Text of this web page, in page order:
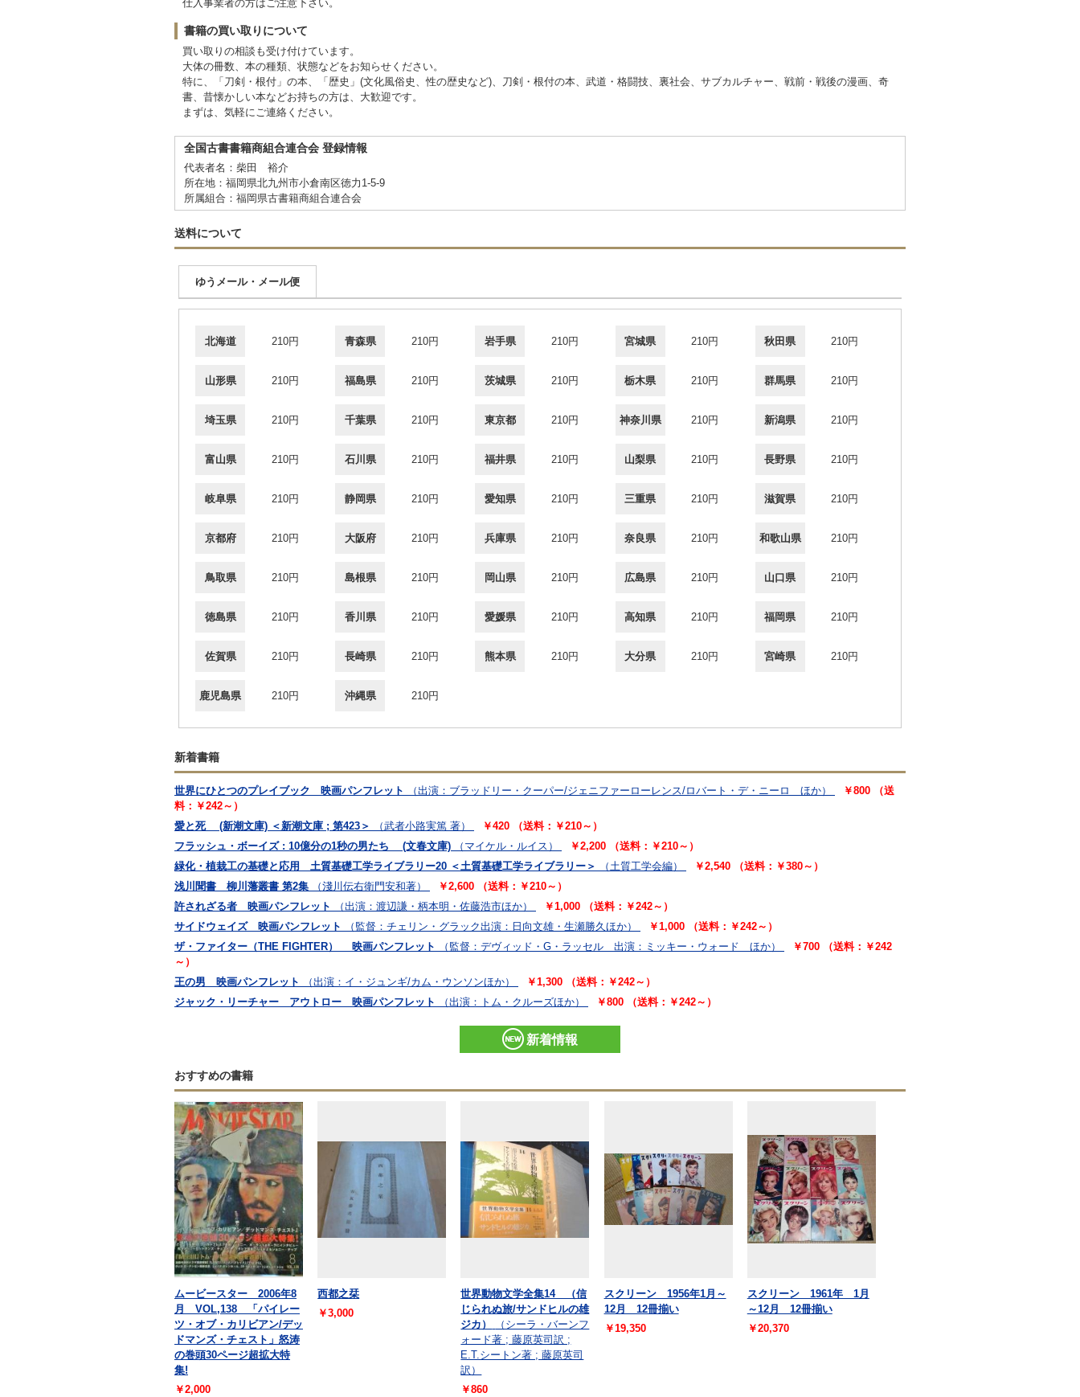
仕入事業者の方はご注意下さい。
書籍の買い取りについて
買い取りの相談も受け付けています。
大体の冊数、本の種類、状態などをお知らせください。
特に、「刀剣・根付」の本、「歴史」(文化風俗史、性の歴史など)、刀剣・根付の本、武道・格闘技、裏社会、サブカルチャー、戦前・戦後の漫画、奇
書、昔懐かしい本などお持ちの方は、大歓迎です。
まずは、気軽にご連絡ください。
全国古書書籍商組合連合会 登録情報
代表者名：柴田 裕介
所在地：福岡県北九州市小倉南区徳力1-5-9
所属組合：福岡県古書籍商組合連合会
送料について
ゆうメール・メール便
北海道 210円 青森県 210円 岩手県 210円 宮城県 210円 秋田県 210円
山形県 210円 福島県 210円 茨城県 210円 栃木県 210円 群馬県 210円
埼玉県 210円 千葉県 210円 東京都 210円 神奈川県 210円 新潟県 210円
富山県 210円 石川県 210円 福井県 210円 山梨県 210円 長野県 210円
岐阜県 210円 静岡県 210円 愛知県 210円 三重県 210円 滋賀県 210円
京都府 210円 大阪府 210円 兵庫県 210円 奈良県 210円 和歌山県 210円
鳥取県 210円 島根県 210円 岡山県 210円 広島県 210円 山口県 210円
徳島県 210円 香川県 210円 愛媛県 210円 高知県 210円 福岡県 210円
佐賀県 210円 長崎県 210円 熊本県 210円 大分県 210円 宮崎県 210円
鹿児島県 210円 沖縄県 210円
新着書籍
世界にひとつのプレイブック 映画パンフレット （出演：ブラッドリー・クーパー/ジェニファーローレンス/ロバート・デ・ニーロ ほか）
￥800 （送
料：￥242～）
愛と死 (新潮文庫) ＜新潮文庫 ; 第423＞
（武者小路実篤 著）
￥420 （送料：￥210～）
フラッシュ・ボーイズ : 10億分の1秒の男たち (文春文庫)
（マイケル・ルイス）
￥2,200 （送料：￥210～）
緑化・植栽工の基礎と応用 土質基礎工学ライブラリー20 ＜土質基礎工学ライブラリー＞
（土質工学会編）
￥2,540 （送料：￥380～）
浅川聞書 柳川藩叢書 第2集
（淺川伝右衛門安和著）
￥2,600 （送料：￥210～）
許されざる者 映画パンフレット
（出演：渡辺謙・柄本明・佐藤浩市ほか）
￥1,000 （送料：￥242～）
サイドウェイズ 映画パンフレット
（監督：チェリン・グラック出演：日向文雄・生瀬勝久ほか）
￥1,000 （送料：￥242～）
ザ・ファイター（THE FIGHTER） 映画パンフレット
（監督：デヴィッド・G・ラッセル 出演：ミッキー・ウォード ほか）
￥700 （送料：￥242
～）
王の男 映画パンフレット
（出演：イ・ジュンギ/カム・ウンソンほか）
￥1,300 （送料：￥242～）
ジャック・リーチャー アウトロー 映画パンフレット
（出演：トム・クルーズほか） ￥800 （送料：￥242～）
新着情報
おすすめの書籍
ムービースター 2006年8
月 VOL,138 「パイレー
ツ・オブ・カリビアン/デッ
ドマンズ・チェスト」怒涛
の巻頭30ページ超拡大特
集!
￥2,000
西都之栞
￥3,000
世界動物文学全集14 （信
じられぬ旅/サンドヒルの雄
ジカ）
（シーラ・バーンフ
ォード著 ; 藤原英司訳 ;
E.T.シートン著 ; 藤原英司
訳）
￥860
スクリーン 1956年1月～
12月 12冊揃い
￥19,350
スクリーン 1961年 1月
～12月 12冊揃い
￥20,370